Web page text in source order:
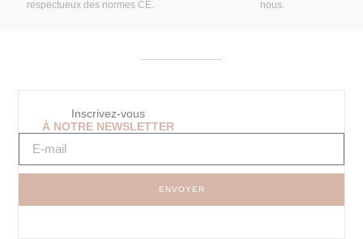
respectueux des normes CE.
nous.
Inscrivez-vous
À NOTRE NEWSLETTER
ENVOYER